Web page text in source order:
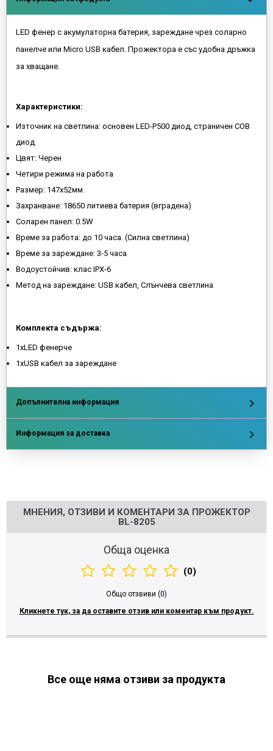
LED фенер с акумулаторна батерия, зареждане чрез соларно
панелче или Micro USB кабел. Прожектора е със удобна дръжка
за хващане.
Характеристики:
Източник на светлина: основен LED-P500 диод, страничен COB
диод
Цвят: Черен
Четири режима на работа
Размер: 147х52мм.
Захранване: 18650 литиева батерия (вградена)
Соларен панел: 0.5W
Време за работа: до 10 часа. (Силна светлина)
Време за зареждане: 3-5 часа
Водоустойчив: клас IPX-6
Метод на зареждане: USB кабел, Слънчева светлина
Комплекта съдържа:
1xLED фенерче
1xUSB кабел за зареждане
Допълнителна информация
Информация за доставка
МНЕНИЯ, ОТЗИВИ И КОМЕНТАРИ ЗА ПРОЖЕКТОР
BL-8205
Обща оценка
(0)
Общо отзвиви (0)
Кликнете тук, за да оставите отзив или коментар към продукт.
Все още няма отзиви за продукта